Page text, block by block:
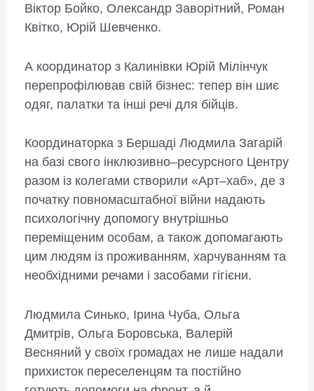
Віктор Бойко, Олександр Заворітний, Роман
Квітко, Юрій Шевченко.
А координатор з Калинівки Юрій Мілінчук
перепрофілював свій бізнес: тепер він шиє
одяг, палатки та інші речі для бійців.
Координаторка з Бершаді Людмила Загарій
на базі свого інклюзивно–ресурсного Центру
разом із колегами створили «Арт–хаб», де з
початку повномасштабної війни надають
психологічну допомогу внутрішньо
переміщеним особам, а також допомагають
цим людям із проживанням, харчуванням та
необхідними речами і засобами гігієни.
Людмила Синько, Ірина Чуба, Ольга
Дмитрів, Ольга Боровська, Валерій
Весняний у своїх громадах не лише надали
прихисток переселенцям та постійно